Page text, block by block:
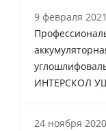
9 февраля 2021
ИНТЕРСКОЛ
24 ноября 2020